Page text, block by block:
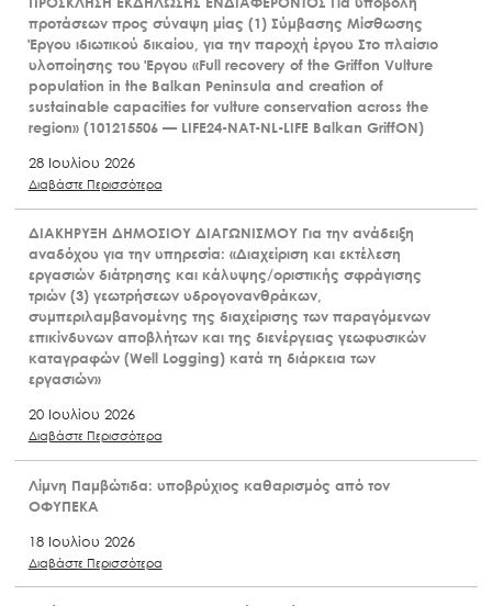
προτάσεων προς σύναψη μίας (1) Σύμβασης Μίσθωσης
Έργου ιδιωτικού δικαίου, για την παροχή έργου Στο πλαίσιο
υλοποίησης του Έργου «Full recovery of the Griffon Vulture
population in the Balkan Peninsula and creation of
sustainable capacities for vulture conservation across the
region» (101215506 — LIFE24-NAT-NL-LIFE Balkan GriffON)
28 Ιουλίου 2026
Διαβάστε Περισσότερα
ΔΙΑΚΗΡΥΞΗ ΔΗΜΟΣΙΟΥ ΔΙΑΓΩΝΙΣΜΟΥ Για την ανάδειξη
αναδόχου για την υπηρεσία: «Διαχείριση και εκτέλεση
εργασιών διάτρησης και κάλυψης/οριστικής σφράγισης
τριών (3) γεωτρήσεων υδρογονανθράκων,
συμπεριλαμβανομένης της διαχείρισης των παραγόμενων
επικίνδυνων αποβλήτων και της διενέργειας γεωφυσικών
καταγραφών (Well Logging) κατά τη διάρκεια των
εργασιών»
20 Ιουλίου 2026
Διαβάστε Περισσότερα
Λίμνη Παμβώτιδα: υποβρύχιος καθαρισμός από τον
ΟΦΥΠΕΚΑ
18 Ιουλίου 2026
Διαβάστε Περισσότερα